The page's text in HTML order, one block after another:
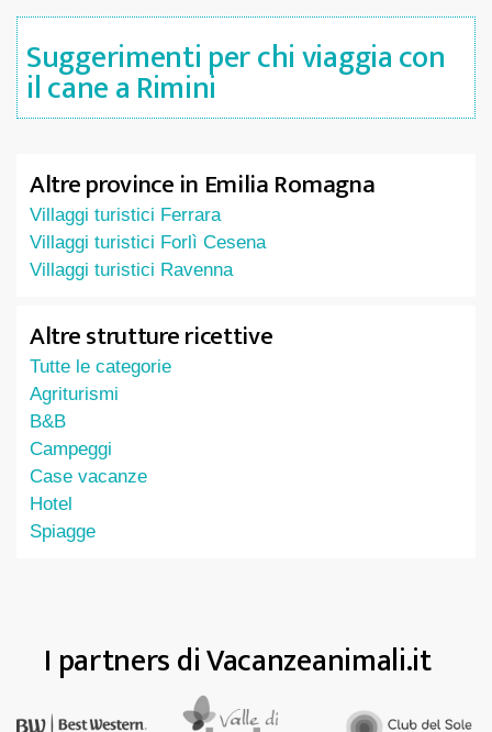
Suggerimenti per chi viaggia con
il cane a Rimini
Altre province in Emilia Romagna
Villaggi turistici Ferrara
Villaggi turistici Forlì Cesena
Villaggi turistici Ravenna
Altre strutture ricettive
Tutte le categorie
Agriturismi
B&B
Campeggi
Case vacanze
Hotel
Spiagge
I partners di Vacanzeanimali.it